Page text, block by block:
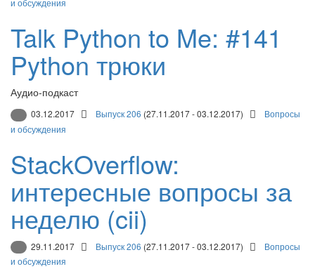
и обсуждения
Talk Python to Me: #141
Python трюки
Аудио-подкаст
03.12.2017 Выпуск 206 (27.11.2017 - 03.12.2017)
Вопросы
и обсуждения
StackOverflow:
интересные вопросы за
неделю (cii)
29.11.2017 Выпуск 206 (27.11.2017 - 03.12.2017)
Вопросы
и обсуждения